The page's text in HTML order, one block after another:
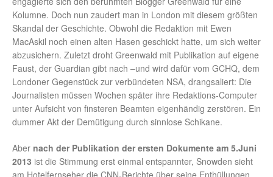
Kolumne. Doch nun zaudert man in London mit diesem größten
Skandal der Geschichte. Obwohl die Redaktion mit Ewen
MacAskil noch einen alten Hasen geschickt hatte, um sich weiter
abzusichern. Zuletzt droht Greenwald mit Publikation auf eigene
Faust, der Guardian gibt nach –und wird dafür vom GCHQ, dem
Londoner Gegenstück zur verbündeten NSA, drangsaliert: Die
Journalisten müssen Wochen später ihre Redaktions-Computer
unter Aufsicht von finsteren Beamten eigenhändig zerstören. Ein
dummer Akt der Demütigung durch sinnlose Schikane.
Aber nach der Publikation der ersten Dokumente am 5.Juni
2013 ist die Stimmung erst einmal entspannter, Snowden sieht